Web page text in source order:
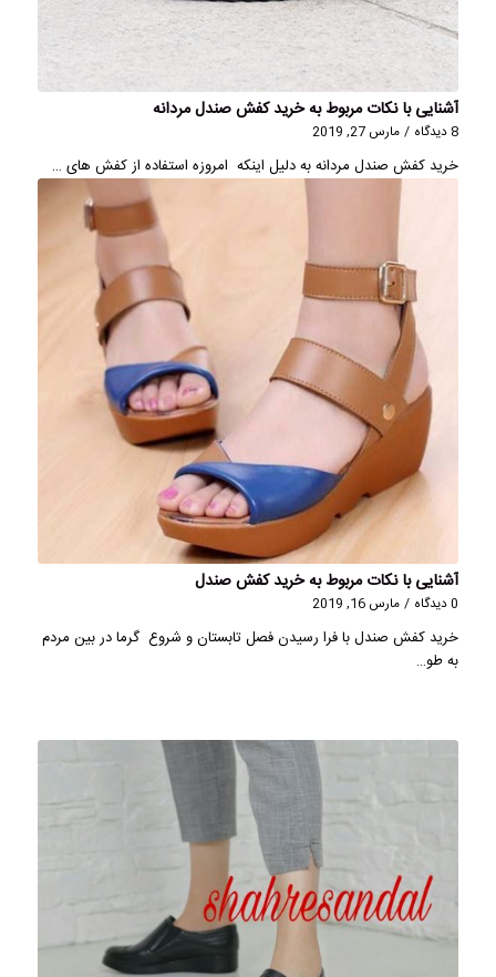
آشنایی با نکات مربوط به خرید کفش صندل مردانه
8 دیدگاه / مارس 27, 2019
خرید کفش صندل مردانه به دلیل اینکه امروزه استفاده از کفش های …
آشنایی با نکات مربوط به خرید کفش صندل
0 دیدگاه / مارس 16, 2019
خرید کفش صندل با فرا رسیدن فصل تابستان و شروع گرما در بین مردم
به طو…